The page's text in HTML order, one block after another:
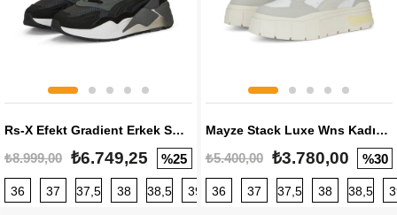
Rs-X Efekt Gradient Erkek Sneaker
₺8.999,00 ₺6.749,25 %25
36 37 37,5 38 38,5 39 40 40,5 41 42 42,5
Mayze Stack Luxe Wns Kadın Sneaker
₺5.400,00 ₺3.780,00 %30
36 37 37,5 38 38,5